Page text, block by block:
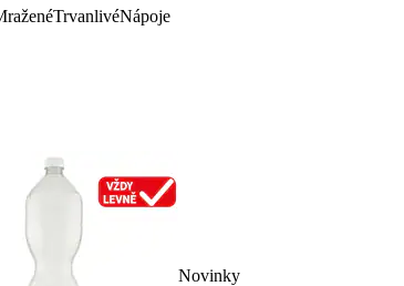
TrvanlivéNápoje
Novinky